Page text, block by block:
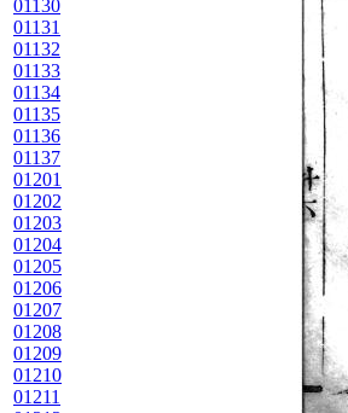
01130
01131
01132
01133
01134
01135
01136
01137
01201
01202
01203
01204
01205
01206
01207
01208
01209
01210
01211